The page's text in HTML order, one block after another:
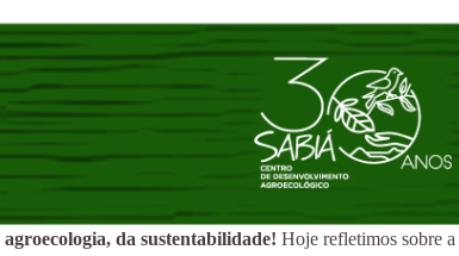
agroecologia, da sustentabilidade! Hoje refletimos sobre a